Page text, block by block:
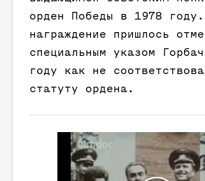
орден Победы в 1978 году.
награждение пришлось
специальным указом
году как не
статуту ордена.